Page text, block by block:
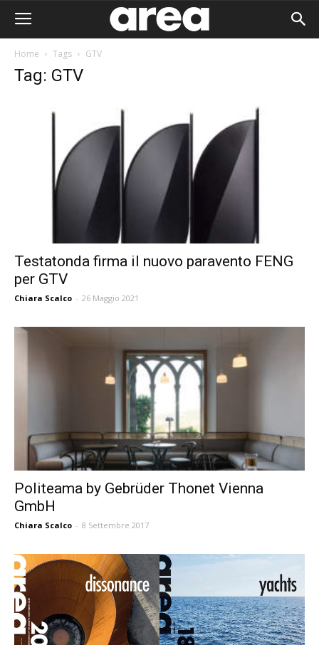
Home Tags GTV
Tag: GTV
Testatonda firma il nuovo paravento FENG
per GTV
Chiara Scalco - 26 Maggio 2021
Politeama by Gebrüder Thonet Vienna
GmbH
Chiara Scalco - 8 Settembre 2017